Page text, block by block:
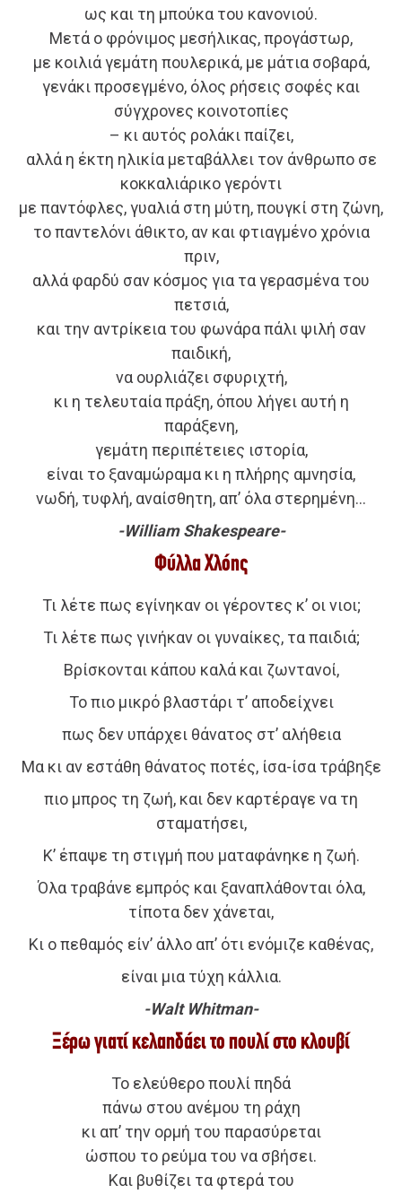
ως και τη μπούκα του κανονιού.
Μετά ο φρόνιμος μεσήλικας, προγάστωρ,
με κοιλιά γεμάτη πουλερικά, με μάτια σοβαρά,
γενάκι προσεγμένο, όλος ρήσεις σοφές και
σύγχρονες κοινοτοπίες
– κι αυτός ρολάκι παίζει,
αλλά η έκτη ηλικία μεταβάλλει τον άνθρωπο σε
κοκκαλιάρικο γερόντι
με παντόφλες, γυαλιά στη μύτη, πουγκί στη ζώνη,
το παντελόνι άθικτο, αν και φτιαγμένο χρόνια
πριν,
αλλά φαρδύ σαν κόσμος για τα γερασμένα του
πετσιά,
και την αντρίκεια του φωνάρα πάλι ψιλή σαν
παιδική,
να ουρλιάζει σφυριχτή,
κι η τελευταία πράξη, όπου λήγει αυτή η
παράξενη,
γεμάτη περιπέτειες ιστορία,
είναι το ξαναμώραμα κι η πλήρης αμνησία,
νωδή, τυφλή, αναίσθητη, απ’ όλα στερημένη…
-William Shakespeare-
Φύλλα Χλόης
Τι λέτε πως εγίνηκαν οι γέροντες κ’ οι νιοι;
Τι λέτε πως γινήκαν οι γυναίκες, τα παιδιά;
Βρίσκονται κάπου καλά και ζωντανοί,
Το πιο μικρό βλαστάρι τ’ αποδείχνει
πως δεν υπάρχει θάνατος στ’ αλήθεια
Μα κι αν εστάθη θάνατος ποτές, ίσα-ίσα τράβηξε
πιο μπρος τη ζωή, και δεν καρτέραγε να τη
σταματήσει,
Κ’ έπαψε τη στιγμή που ματαφάνηκε η ζωή.
Όλα τραβάνε εμπρός και ξαναπλάθονται όλα,
τίποτα δεν χάνεται,
Κι ο πεθαμός είν’ άλλο απ’ ότι ενόμιζε καθένας,
είναι μια τύχη κάλλια.
-Walt Whitman-
Ξέρω γιατί κελαηδάει το πουλί στο κλουβί
Το ελεύθερο πουλί πηδά
πάνω στου ανέμου τη ράχη
κι απ’ την ορμή του παρασύρεται
ώσπου το ρεύμα του να σβήσει.
Και βυθίζει τα φτερά του